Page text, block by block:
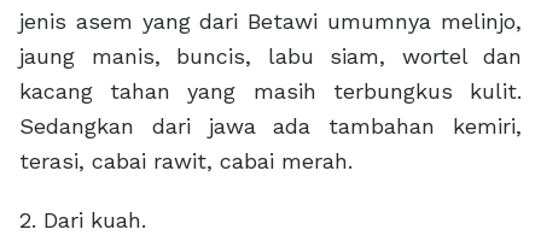
jenis asem yang dari Betawi umumnya melinjo,
jaung manis, buncis, labu siam, wortel dan
kacang tahan yang masih terbungkus kulit.
Sedangkan dari jawa ada tambahan kemiri,
terasi, cabai rawit, cabai merah.
2. Dari kuah.